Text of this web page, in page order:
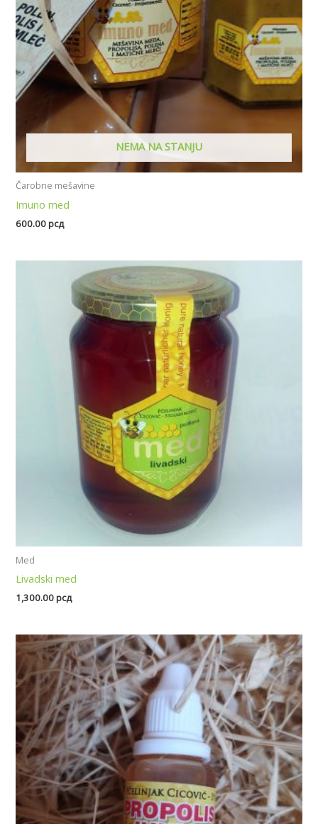
NEMA NA STANJU
Čarobne mešavine
Imuno med
600.00рсд
Med
Livadski med
1,300.00рсд